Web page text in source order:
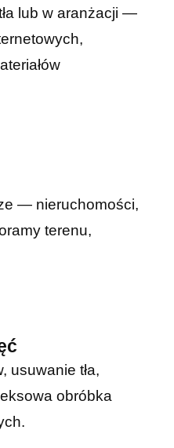
lub w aranżacji —
— nieruchomości,
terenu,
usuwanie tła,
obróbka